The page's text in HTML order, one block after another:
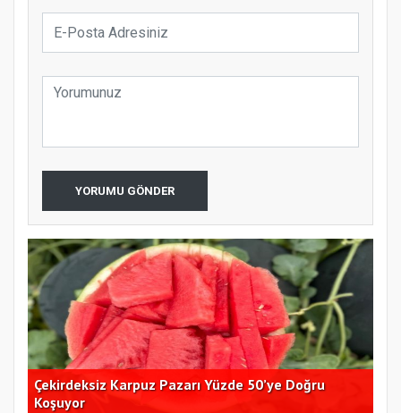
YORUMU GÖNDER
Çekirdeksiz Karpuz Pazarı Yüzde 50’ye Doğru
Koşuyor